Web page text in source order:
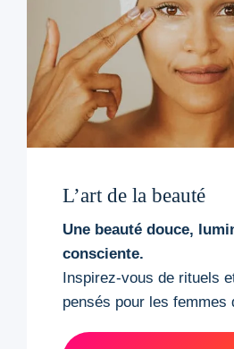
L’art de la beauté
Une beauté douce,
consciente.
Inspirez-vous de rituels
pensés pour les femmes